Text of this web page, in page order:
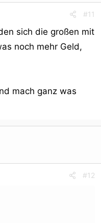
#11
sich die großen mit
noch mehr Geld,
mach ganz was
#12